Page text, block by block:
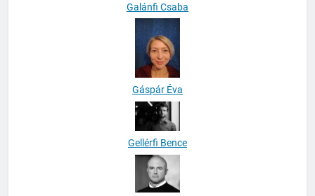
Galánfi Csaba
Gáspár Éva
Gellérfi Bence